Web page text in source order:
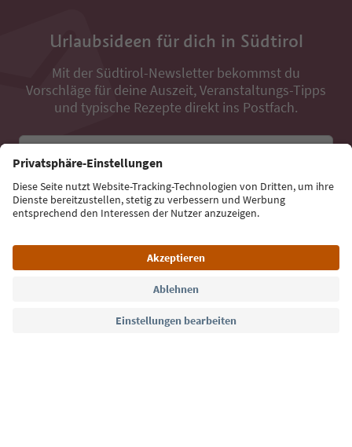
Urlaubsideen für dich in Südtirol
Mit der Südtirol-Newsletter bekommst du
Vorschläge für deine Auszeit, Veranstaltungs-Tipps
und typische Rezepte direkt ins Postfach.
Jetzt anmelden